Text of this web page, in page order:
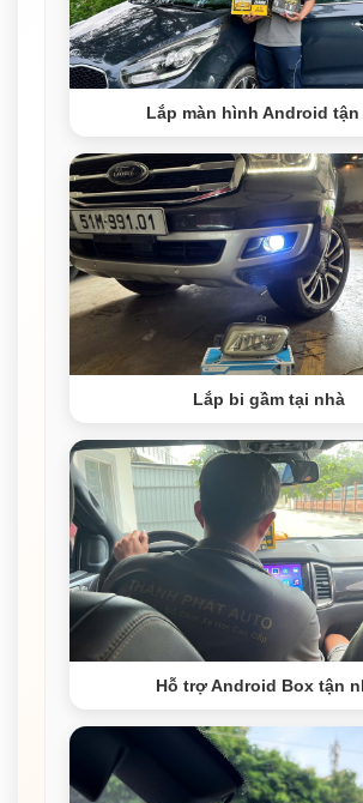
Lắp màn hình Android
Lắp bi gầm tại nhà
Hỗ trợ Android Box tận